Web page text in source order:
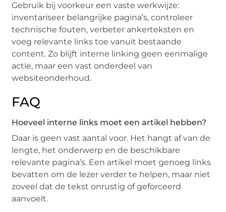
Gebruik bij voorkeur een vaste werkwijze:
inventariseer belangrijke pagina’s, controleer
technische fouten, verbeter ankerteksten en
voeg relevante links toe vanuit bestaande
content. Zo blijft interne linking geen eenmalige
actie, maar een vast onderdeel van
websiteonderhoud.
FAQ
Hoeveel interne links moet een artikel hebben?
Daar is geen vast aantal voor. Het hangt af van de
lengte, het onderwerp en de beschikbare
relevante pagina’s. Een artikel moet genoeg links
bevatten om de lezer verder te helpen, maar niet
zoveel dat de tekst onrustig of geforceerd
aanvoelt.